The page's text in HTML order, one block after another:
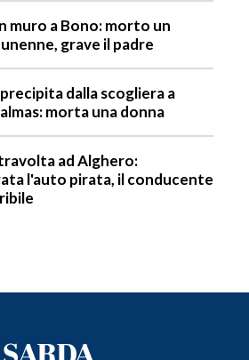
muro a Bono: morto un
grave il padre
dalla scogliera a
morta una donna
ad Alghero:
l'auto pirata, il conducente